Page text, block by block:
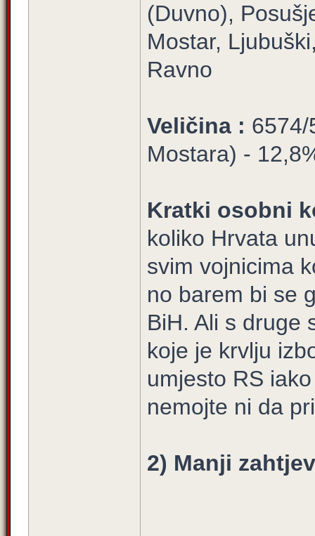
(Duvno),
Mostar,
Ravno
Veličina : 6574/
Mostara) -
Kratki osobni
koliko Hrvata
svim vojnicima
no barem bi se
BiH. Ali s druge
koje je krvlju
umjesto RS
nemojte ni da
2) Manji